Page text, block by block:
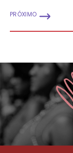
PRÓXIMO